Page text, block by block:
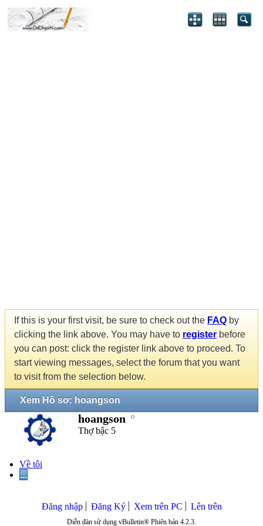
If this is your first visit, be sure to check out the FAQ by
clicking the link above. You may have to register before
you can post: click the register link above to proceed. To
start viewing messages, select the forum that you want
to visit from the selection below.
Xem Hồ sơ: hoangson
hoangson
Thợ bậc 5
Về tôi
...
Đăng nhập Đăng Ký Xem trên PC Lên trên
Diễn đàn sử dụng vBulletin® Phiên bản 4.2.3.